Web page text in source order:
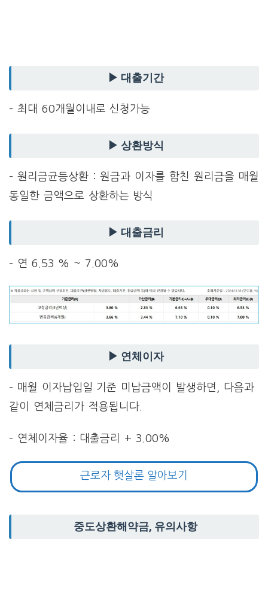
▶ 대출기간
– 최대 60개월이내로 신청가능
▶ 상환방식
– 원리금균등상환 : 원금과 이자를 합친 원리금을 매월
동일한 금액으로 상환하는 방식
▶ 대출금리
– 연 6.53 % ~ 7.00%
▶ 연체이자
– 매월 이자납입일 기준 미납금액이 발생하면, 다음과
같이 연체금리가 적용됩니다.
– 연체이자율 : 대출금리 + 3.00%
근로자 햇살론 알아보기
중도상환해약금, 유의사항